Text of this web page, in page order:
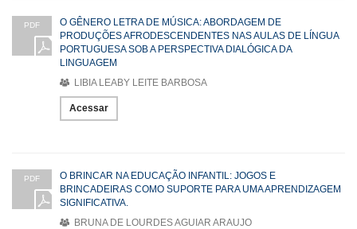
PDF
O GÊNERO LETRA DE MÚSICA: ABORDAGEM DE
PRODUÇÕES AFRODESCENDENTES NAS AULAS DE LÍNGUA
PORTUGUESA SOB A PERSPECTIVA DIALÓGICA DA
LINGUAGEM
LIBIA LEABY LEITE BARBOSA
Acessar
PDF
O BRINCAR NA EDUCAÇÃO INFANTIL: JOGOS E
BRINCADEIRAS COMO SUPORTE PARA UMA APRENDIZAGEM
SIGNIFICATIVA.
BRUNA DE LOURDES AGUIAR ARAUJO